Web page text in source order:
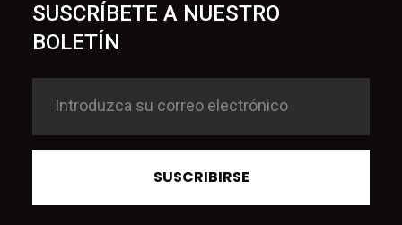
SUSCRÍBETE A NUESTRO
BOLETÍN
SUSCRIBIRSE